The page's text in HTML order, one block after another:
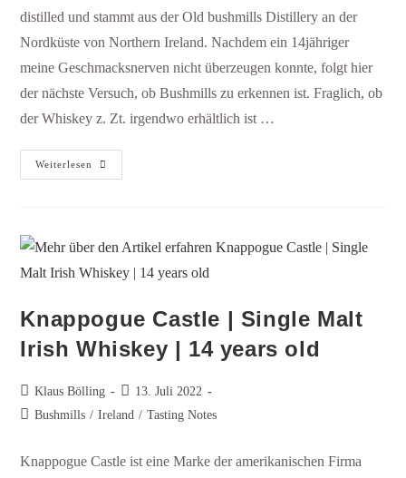
distilled und stammt aus der Old bushmills Distillery an der
Nordküste von Northern Ireland. Nachdem ein 14jähriger
meine Geschmacksnerven nicht überzeugen konnte, folgt hier
der nächste Versuch, ob Bushmills zu erkennen ist. Fraglich, ob
der Whiskey z. Zt. irgendwo erhältlich ist …
Weiterlesen
Knappogue Castle | Single Malt
Irish Whiskey | 14 years old
Klaus Bölling
13. Juli 2022
Bushmills / Ireland / Tasting Notes
Knappogue Castle ist eine Marke der amerikanischen Firma